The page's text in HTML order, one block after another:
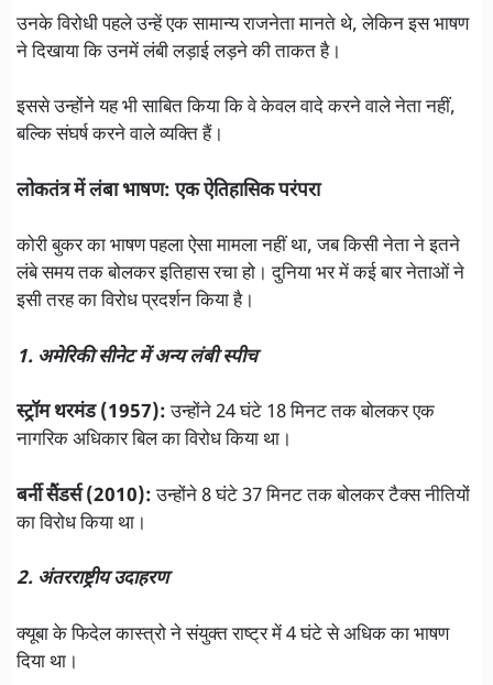
उनके विरोधी पहले उन्हें एक सामान्य राजनेता मानते थे, लेकिन इस भाषण
ने दिखाया कि उनमें लंबी लड़ाई लड़ने की ताकत है।
इससे उन्होंने यह भी साबित किया कि वे केवल वादे करने वाले नेता नहीं,
बल्कि संघर्ष करने वाले व्यक्ति हैं।
लोकतंत्र में लंबा भाषण: एक ऐतिहासिक परंपरा
कोरी बुकर का भाषण पहला ऐसा मामला नहीं था, जब किसी नेता ने इतने
लंबे समय तक बोलकर इतिहास रचा हो। दुनिया भर में कई बार नेताओं ने
इसी तरह का विरोध प्रदर्शन किया है।
1. अमेरिकी सीनेट में अन्य लंबी स्पीच
स्ट्रॉम थरमंड (1957):उन्होंने 24 घंटे 18 मिनट तक बोलकर एक
नागरिक अधिकार बिल का विरोध किया था।
बर्नी सैंडर्स (2010):उन्होंने 8 घंटे 37 मिनट तक बोलकर टैक्स नीतियों
का विरोध किया था।
2. अंतरराष्ट्रीय उदाहरण
क्यूबा के फिदेल कास्त्रो ने संयुक्त राष्ट्र में 4 घंटे से अधिक का भाषण
दिया था।